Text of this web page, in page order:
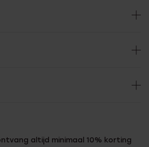
altijd minimaal 10% korting